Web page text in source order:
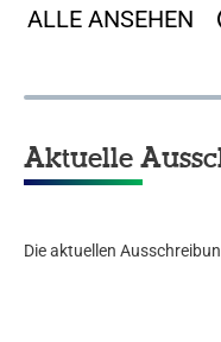
ALLE ANSEHEN
Aktuelle
Die aktuellen